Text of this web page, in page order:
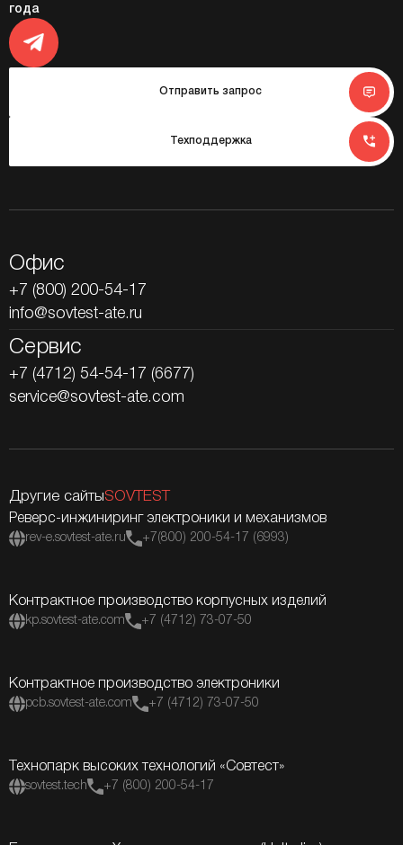
года
Отправить запрос
Техподдержка
Офис
+7 (800) 200-54-17
info@sovtest-ate.ru
Сервис
+7 (4712) 54-54-17 (6677)
service@sovtest-ate.com
Другие сайтыSOVTEST
Реверс-инжиниринг электроники и механизмов
rev-e.sovtest-ate.ru +7(800) 200-54-17 (6993)
Контрактное производство корпусных изделий
kp.sovtest-ate.com +7 (4712) 73-07-50
Контрактное производство электроники
pcb.sovtest-ate.com +7 (4712) 73-07-50
Технопарк высоких технологий «Совтест»
sovtest.tech +7 (800) 200-54-17